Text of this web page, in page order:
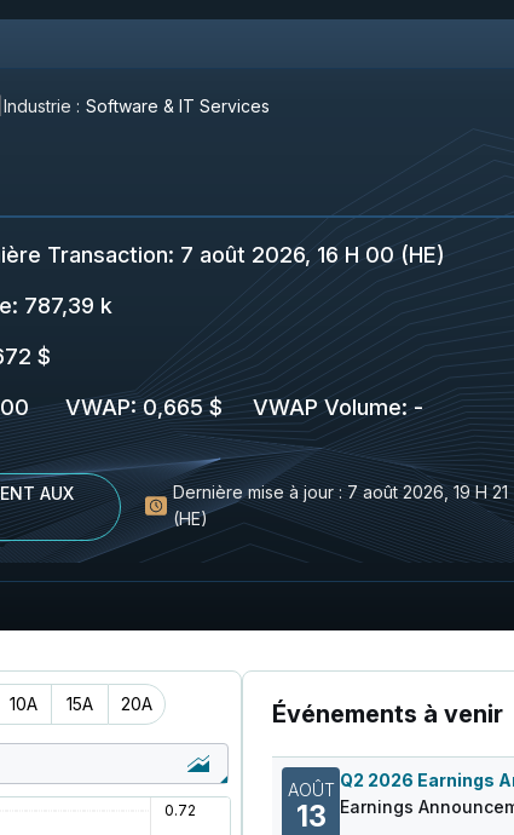
Industrie : Software & IT Services
Transaction: 7 août 2026, 16 H 00 (HE)
787,39 k
$
VWAP: 0,665 $ VWAP Volume: -
AUX
Dernière mise à jour : 7 août 2026, 19 H 21
(HE)
10A 15A 20A Événements à venir
AOÛT
13
Earnings